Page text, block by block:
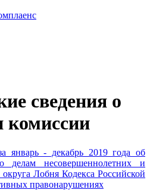
сведения о
комиссии
- декабрь 2019 года об
делам несовершеннолетних и
Лобня Кодекса Российской
правонарушениях